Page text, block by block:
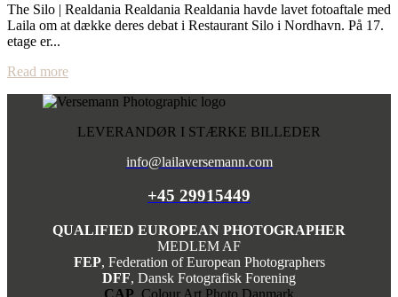
The Silo | Realdania Realdania Realdania havde lavet fotoaftale med
Laila om at dække deres debat i Restaurant Silo i Nordhavn. På 17.
etage er...
Read more
LEVERANDØR I STÆRKE BILLEDER
info@lailaversemann.com
+45 29915449
QUALIFIED EUROPEAN PHOTOGRAPHER
MEDLEM AF
FEP, Federation of European Photographers
DFF, Dansk Fotografisk Forening